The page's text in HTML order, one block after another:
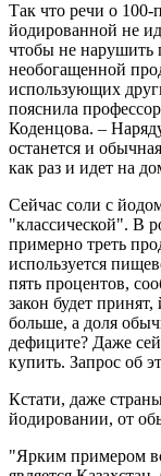
Так что речи о
йодированной не
чтобы не нарушить
необогащенной
использующих
пояснила
Коденцова. –
останется и
как раз и идет на
Сейчас соли с
"классической". В
примерно треть
используется
пять процентов,
закон будет
больше, а доля
дефиците? Даже
купить. Запрос об
Кстати, даже
йодировании, от
"Ярким примером